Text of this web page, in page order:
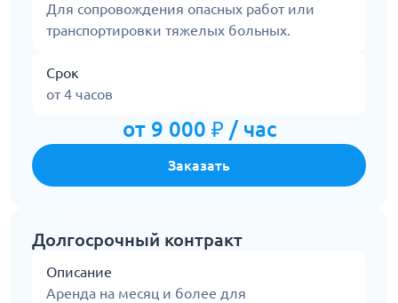
Для сопровождения опасных работ или
транспортировки тяжелых больных.
Срок
от 4 часов
от 9 000 ₽ / час
Заказать
Долгосрочный контракт
Описание
Аренда на месяц и более для